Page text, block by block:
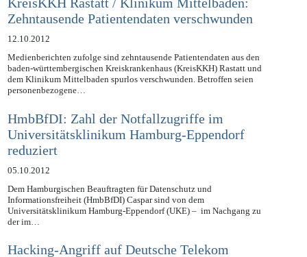
KreisKKH Rastatt / Klinikum Mittelbaden:
Zehntausende Patientendaten verschwunden
12.10.2012
Medienberichten zufolge sind zehntausende Patientendaten aus den
baden-württembergischen Kreiskrankenhaus (KreisKKH) Rastatt und
dem Klinikum Mittelbaden spurlos verschwunden. Betroffen seien
HmbBfDI: Zahl der Notfallzugriffe im
Universitätsklinikum Hamburg-Eppendorf
reduziert
05.10.2012
Dem Hamburgischen Beauftragten für Datenschutz und
Informationsfreiheit (HmbBfDI) Caspar sind von dem
Universitätsklinikum Hamburg-Eppendorf (UKE) – im Nachgang zu